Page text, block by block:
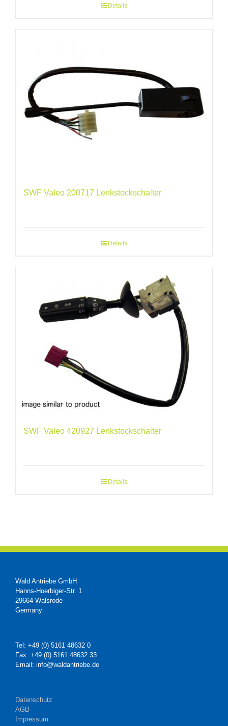
Details
SWF Valeo 200717 Lenkstockschalter
Details
SWF Valeo 420927 Lenkstockschalter
Details
Wald Antriebe GmbH
Hanns-Hoerbiger-Str. 1
29664 Walsrode
Germany
Tel: +49 (0) 5161 48632 0
Fax: +49 (0) 5161 48632 33
Email: info@waldantriebe.de
Datenschutz
AGB
Impressum